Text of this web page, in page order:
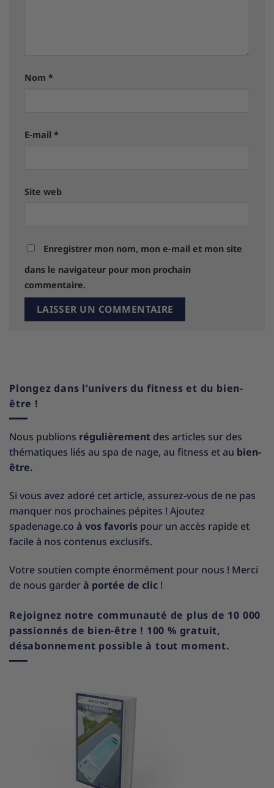
Nom *
E-mail *
Site web
Enregistrer mon nom, mon e-mail et mon site
dans le navigateur pour mon prochain
commentaire.
Plongez dans l’univers du fitness et du bien-
être !
Nous publions régulièrement des articles sur des
thématiques liés au spa de nage, au fitness et au bien-
être.
Si vous avez adoré cet article, assurez-vous de ne pas
manquer nos prochaines pépites ! Ajoutez
spadenage.co à vos favoris pour un accès rapide et
facile à nos contenus exclusifs.
Votre soutien compte énormément pour nous ! Merci
de nous garderà portée de clic !
Rejoignez notre communauté de plus de 10 000
passionnés de bien-être ! 100 % gratuit,
désabonnement possible à tout moment.